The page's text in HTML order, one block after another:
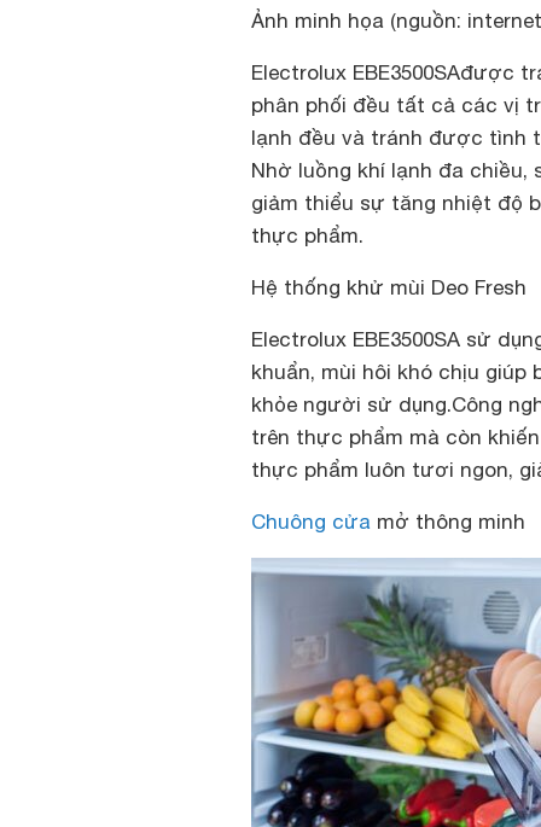
Ảnh minh họa (nguồn:
Electrolux EBE3500SAđược
phân phối đều tất cả các vị
lạnh đều và tránh được tình
Nhờ luồng khí lạnh đa
giảm thiểu sự tăng nhiệt độ
thực phẩm.
Hệ thống khử mùi Deo Fresh
Electrolux EBE3500SA sử
khuẩn, mùi hôi khó chịu
khỏe người sử dụng.Công
trên thực phẩm mà còn
thực phẩm luôn tươi ngon,
Chuông cửa mở thông minh